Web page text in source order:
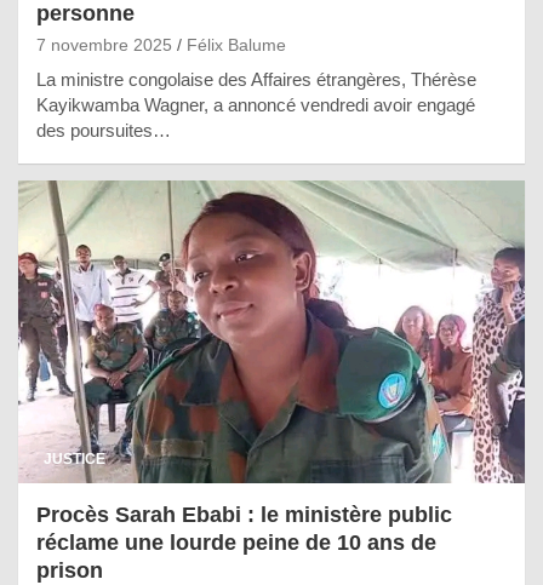
personne
7 novembre 2025 Félix Balume
La ministre congolaise des Affaires étrangères, Thérèse
Kayikwamba Wagner, a annoncé vendredi avoir engagé
des poursuites…
JUSTICE
Procès Sarah Ebabi : le ministère public
réclame une lourde peine de 10 ans de
prison